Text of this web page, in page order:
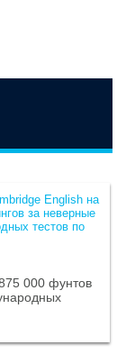
English на
за неверные
тестов по
000 фунтов